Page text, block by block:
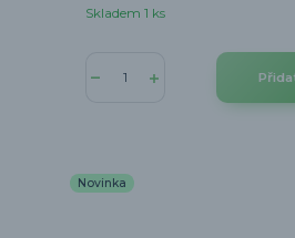
Skladem 1 ks
Novinka